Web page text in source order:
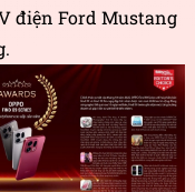
điện Ford Mustang